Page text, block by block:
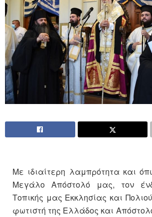
Με ιδιαίτερη λαμπρότητα και
Μεγάλο Απόστολό μας, τον
Τοπικής μας Εκκλησίας και
φωτιστή της Ελλάδος και